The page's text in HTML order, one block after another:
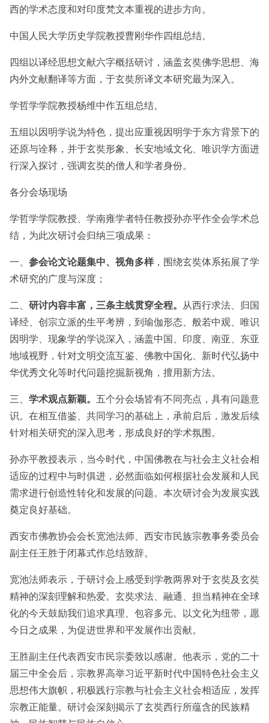
西的学术态度和对印度梵文本重视的进步方向。
中国人民大学历史学院教授曹刚华作四组总结。
四组以译经思想文献六字概括研讨，涵盖玄奘佛学思想、海
内外文献翻译等方面，于玄奘所译文本研究最为深入。
学哲学学院教授杨维中作五组总结。
五组以因明学说为特色，提出应重视因明学于东方背景下的
还原与诠释，并于玄奘形象、长安地域文化、唯识学方面进
行深入探讨，强调玄奘的僧人和学者身份。
各分会场现场
学哲学学院教授、学南雍学者特任教授孙亦平作全会学术总
结，为此次研讨会归纳三项成果：
一、 参会论文论题集中、视角多样，围绕玄奘体系拓展了学
术研究的广度与深度；
二、 研讨内容丰富，三条主线贯穿全程。 从西行求法、归国
译经、创宗立派的生平考辨，到瑜伽形态、般若中观、唯识
因明学、现象学的学说深入，涵盖中国、印度、南亚、东亚
地域视野，针对文明交流互鉴、佛教中国化、新时代弘扬中
华优秀文化等时代问题挖掘新视角，擅用新方法。
三、 学术观点新颖。 五个分会场皆有不同亮点，具有问题意
识。在相互借鉴、共同学习的基础上，承前启后，激发后续
针对相关研究的深入思考，形成良好的学术氛围。
孙亦平教授表示，当今时代，中国佛教在与社会主义社会相
适应的过程中与时俱进，必然面临如何根据社会发展和人民
需求进行创造性转化和发展的问题。本次研讨会为发展实践
奠定良好基础。
西安市佛教协会会长宽池法师、西安市民族宗教事务委员会
副主任王胜于闭幕式作总结致辞。
宽池法师表示，于研讨会上感受到学教两界对于玄奘及玄奘
精神的深刻理解和热爱。玄奘求法、融通、担当精神在全球
化的今天鼓励我们追求真理、包容多元。以文化为纽带，愿
今日之成果，为促进世界和平发展作出贡献。
王胜副主任代表西安市民宗委致以感谢。他表示，党的二十
届三中全会后，宗教界高举习近平新时代中国特色社会主义
思想伟大旗帜，积极践行宗教与社会主义社会相适应，发挥
宗教正能量。研讨会深刻揭示了玄奘西行所蕴含的民族精